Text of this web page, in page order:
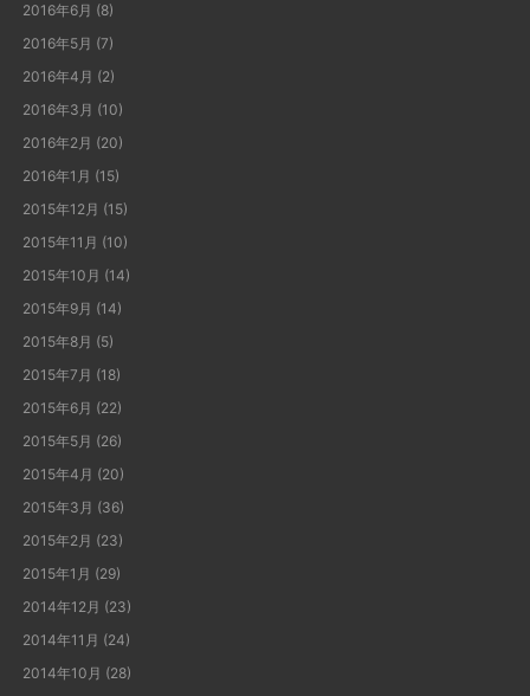
2016年6月 (8)
2016年5月 (7)
2016年4月 (2)
2016年3月 (10)
2016年2月 (20)
2016年1月 (15)
2015年12月 (15)
2015年11月 (10)
2015年10月 (14)
2015年9月 (14)
2015年8月 (5)
2015年7月 (18)
2015年6月 (22)
2015年5月 (26)
2015年4月 (20)
2015年3月 (36)
2015年2月 (23)
2015年1月 (29)
2014年12月 (23)
2014年11月 (24)
2014年10月 (28)